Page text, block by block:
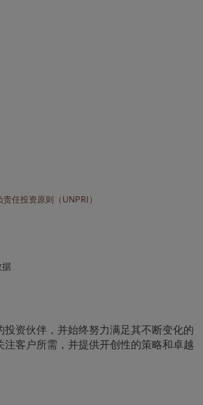
任投资原则（UNPRI）
资伙伴，并始终努力满足其不断变化的
客户所需，并提供开创性的策略和卓越